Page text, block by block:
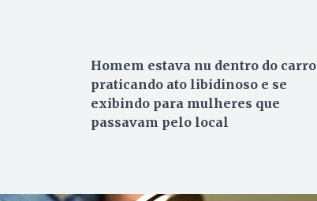
Homem estava nu dentro do carro
praticando ato libidinoso e se
exibindo para mulheres que
passavam pelo local